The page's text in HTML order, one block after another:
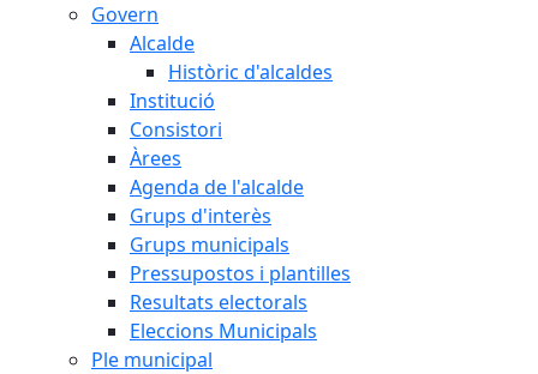
Govern
Alcalde
Històric d'alcaldes
Institució
Consistori
Àrees
Agenda de l'alcalde
Grups d'interès
Grups municipals
Pressupostos i plantilles
Resultats electorals
Eleccions Municipals
Ple municipal